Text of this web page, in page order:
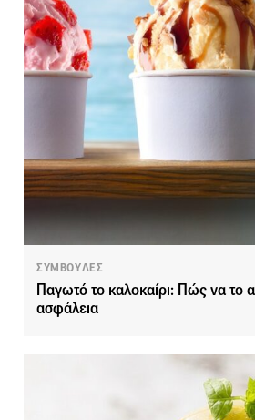
ΣΥΜΒΟΥΛΕΣ
Παγωτό το καλοκαίρι: Πώς να το
ασφάλεια